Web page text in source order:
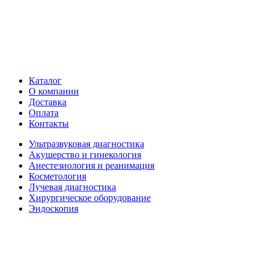
Каталог
О компании
Доставка
Оплата
Контакты
Ультразвуковая диагностика
Акушерство и гинекология
Анестезиология и реанимация
Косметология
Лучевая диагностика
Хирургическое оборудование
Эндоскопия